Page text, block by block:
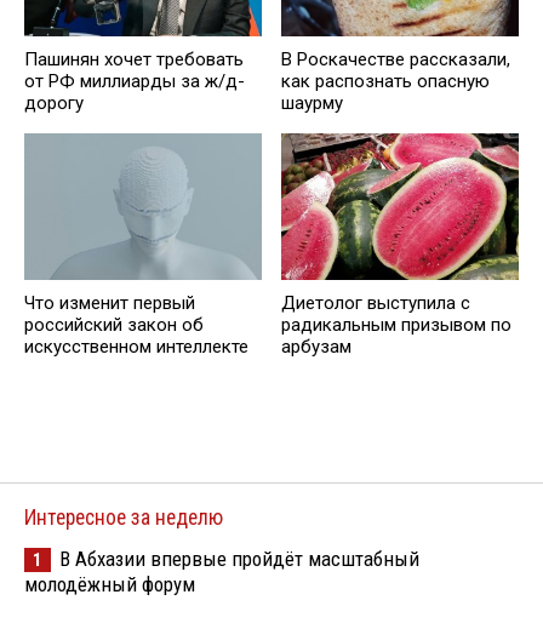
Пашинян хочет требовать
от РФ миллиарды за ж/д-
дорогу
В Роскачестве рассказали,
как распознать опасную
шаурму
Что изменит первый
российский закон об
искусственном интеллекте
Диетолог выступила с
радикальным призывом по
арбузам
Интересное за неделю
1
В Абхазии впервые пройдёт масштабный
молодёжный форум